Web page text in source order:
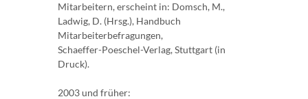
Mitarbeitern, erscheint in: Domsch, M.,
Ladwig, D. (Hrsg.), Handbuch
Mitarbeiterbefragungen,
Schaeffer-Poeschel-Verlag, Stuttgart (in
Druck).
2003 und früher: